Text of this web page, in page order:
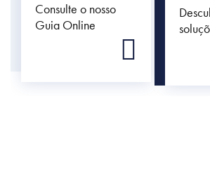
Consulte o nosso
Guia Online